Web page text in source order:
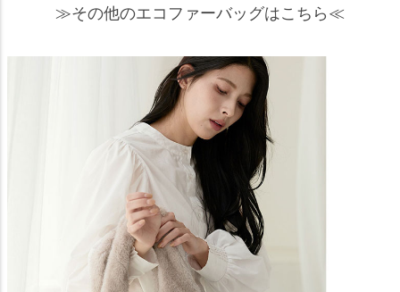
≫その他のエコファーバッグはこちら≪